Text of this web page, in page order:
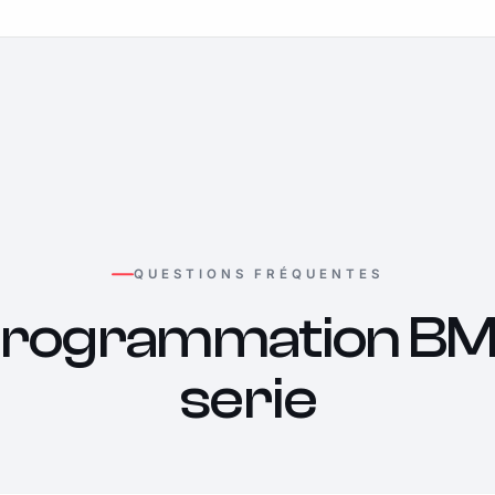
QUESTIONS FRÉQUENTES
serie